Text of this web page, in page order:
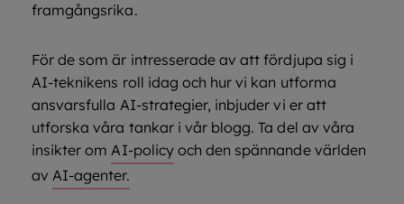
framgångsrika.
För de som är intresserade av att fördjupa sig i
AI-teknikens roll idag och hur vi kan utforma
ansvarsfulla AI-strategier, inbjuder vi er att
utforska våra tankar i vår blogg. Ta del av våra
insikter omAI-policyoch den spännande världen
avAI-agenter.